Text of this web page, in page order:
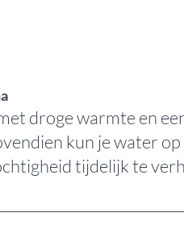
droge warmte en
kun je water op
tijdelijk te